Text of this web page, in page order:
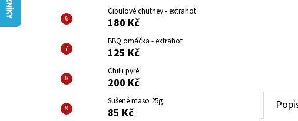
Cibulové chutney - extrahot
180 Kč
BBQ omáčka - extrahot
125 Kč
Chilli pyré
200 Kč
Sušené maso 25g
85 Kč
CIBULOVÉ CHUTNEY - HOT
180 Kč